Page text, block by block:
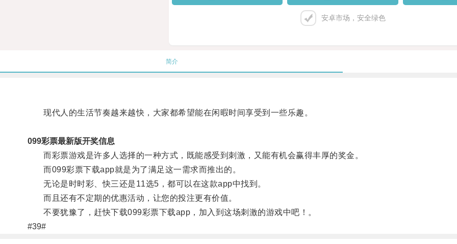
安卓市场，安全绿色
简介
现代人的生活节奏越来越快，大家都希望能在闲暇时间享受到一些乐趣。
099彩票最新版开奖信息
而彩票游戏是许多人选择的一种方式，既能感受到刺激，又能有机会赢得丰厚的奖金。
而099彩票下载app就是为了满足这一需求而推出的。
无论是时时彩、快三还是11选5，都可以在这款app中找到。
而且还有不定期的优惠活动，让您的投注更有价值。
不要犹豫了，赶快下载099彩票下载app，加入到这场刺激的游戏中吧！。
#39#